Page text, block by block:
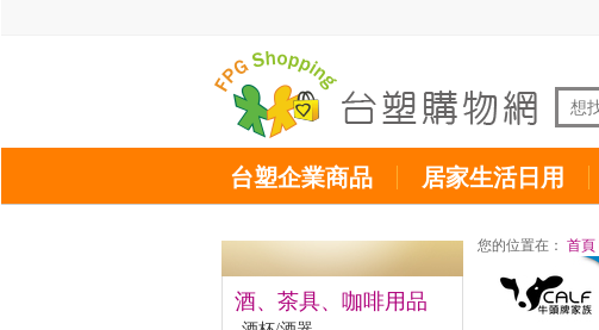
台塑企業商品 居家生活日用
酒、茶具、咖啡用品
您的位置在： 首頁